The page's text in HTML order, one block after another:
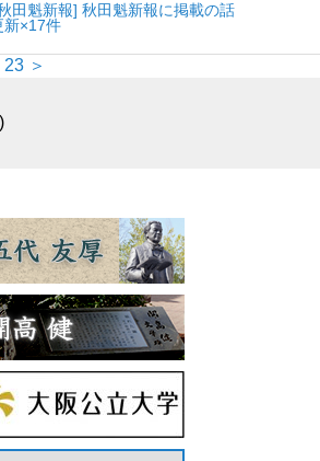
田魁新報] 秋田魁新報に掲載の話
×17件
23 ＞